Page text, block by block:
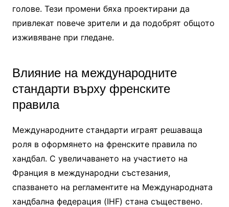
голове. Тези промени бяха проектирани да
привлекат повече зрители и да подобрят общото
изживяване при гледане.
Влияние на международните
стандарти върху френските
правила
Международните стандарти играят решаваща
роля в оформянето на френските правила по
хандбал. С увеличаването на участието на
Франция в международни състезания,
спазването на регламентите на Международната
хандбална федерация (IHF) стана съществено.